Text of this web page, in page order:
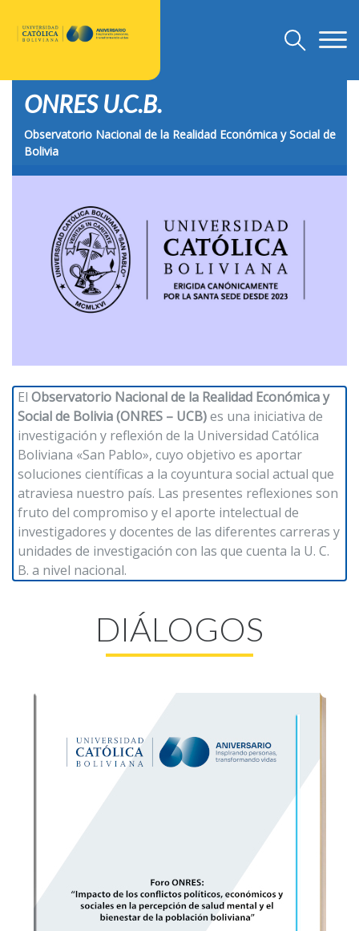
U.C.B.
Discursos Rector Nacional
Grado
Investigación
Departamento de Pastoral
U.C.B. Internacional
Nuevo Modelo Institucional
U.C.B. Workspace
SIIAN
Biblioteca U.C.B.
Himno U.C.B.
ONRES U.C.B.
ONRES U.C.B.
Observatorio Nacional de la Realidad Económica y Social de
Bolivia
El Observatorio Nacional de la Realidad Económica y
Social de Bolivia (ONRES – UCB)es una iniciativa de
investigación y reflexión de la Universidad Católica
Boliviana «San Pablo», cuyo objetivo es aportar
soluciones científicas a la coyuntura social actual que
atraviesa nuestro país. Las presentes reflexiones son
fruto del compromiso y el aporte intelectual de
investigadores y docentes de las diferentes carreras y
unidades de investigación con las que cuenta la U. C.
B. a nivel nacional.
DIÁLOGOS